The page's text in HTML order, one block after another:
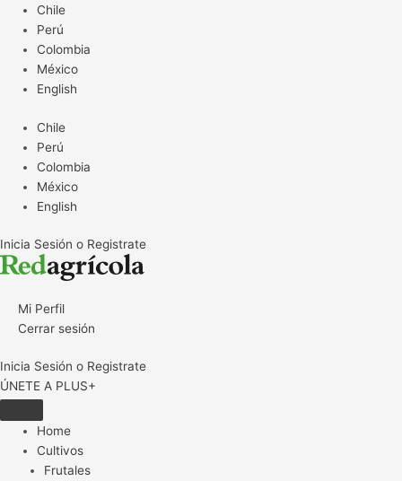
contenido
Chile
Perú
Colombia
México
English
Chile
Perú
Colombia
México
English
Inicia Sesión o Registrate
Mi Perfil
Cerrar sesión
Inicia Sesión o Registrate
ÚNETE A PLUS+
Home
Cultivos
Frutales